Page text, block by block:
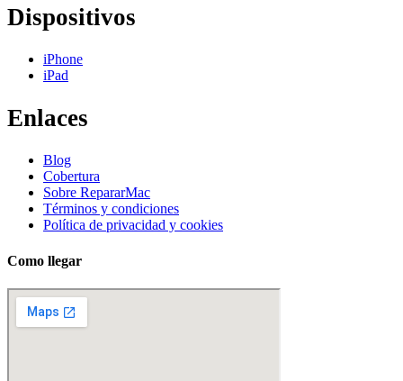
Dispositivos
iPhone
iPad
Enlaces
Blog
Cobertura
Sobre RepararMac
Términos y condiciones
Política de privacidad y cookies
Como llegar